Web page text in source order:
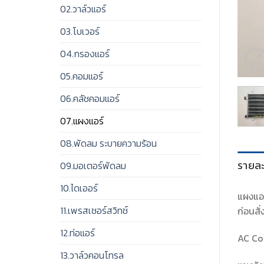
02.วาล์วแอร์
03.โบเวอร์
04.กรองแอร์
05.คอมแอร์
06.คลัชคอมแอร์
07.แผงแอร์
08.พัดลม ระบายความร้อน
09.มอเตอร์พัดลม
10.ไดเออร์
11.เพรสเชอร์สวิทช์
12.ท่อแอร์
13.วาล์วคอนโทรล
รายล
แผงแ
ก่อนสั่
AC